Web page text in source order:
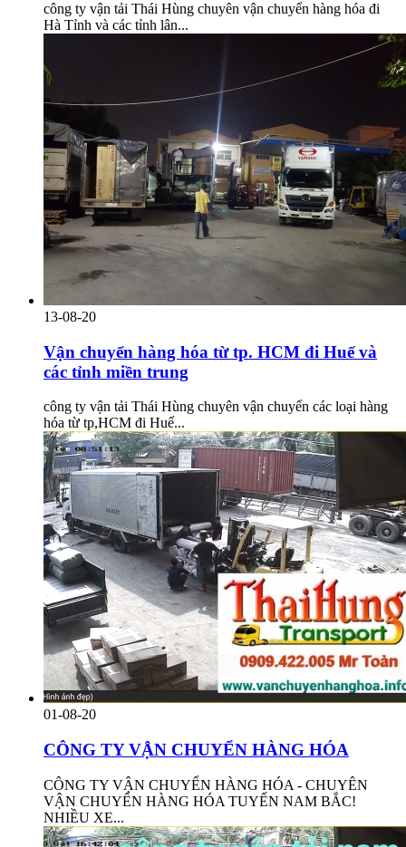
công ty vận tải Thái Hùng chuyên vận chuyển hàng hóa đi
Hà Tỉnh và các tỉnh lân...
13-08-20
Vận chuyển hàng hóa từ tp. HCM đi Huế và
các tỉnh miền trung
công ty vận tải Thái Hùng chuyên vận chuyển các loại hàng
hóa từ tp,HCM đi Huế...
01-08-20
CÔNG TY VẬN CHUYỂN HÀNG HÓA
CÔNG TY VẬN CHUYỂN HÀNG HÓA - CHUYÊN
VẬN CHUYỂN HÀNG HÓA TUYẾN NAM BẮC!
NHIỀU XE...